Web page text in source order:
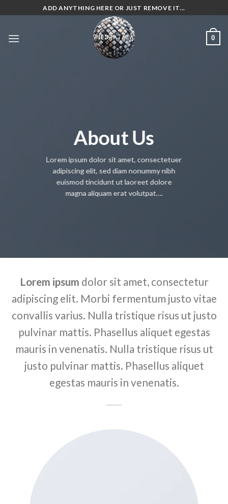
to
ADD ANYTHING HERE OR JUST REMOVE IT...
0
About Us
Lorem ipsum dolor sit amet, consectetuer
adipiscing elit, sed diam nonummy nibh
euismod tincidunt ut laoreet dolore
magna aliquam erat volutpat….
Lorem ipsum dolor sit amet, consectetur
adipiscing elit. Morbi fermentum justo vitae
convallis varius. Nulla tristique risus ut justo
pulvinar mattis. Phasellus aliquet egestas
mauris in venenatis. Nulla tristique risus ut
justo pulvinar mattis. Phasellus aliquet
egestas mauris in venenatis.